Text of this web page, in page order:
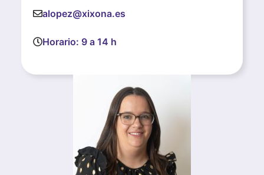
alopez@xixona.es
Horario: 9 a 14 h